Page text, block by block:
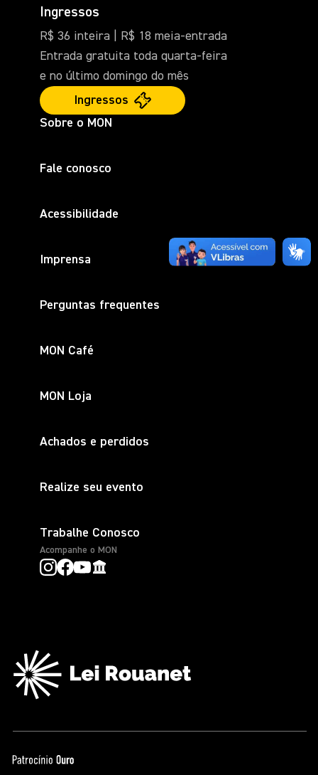
Ingressos
R$ 36 inteira | R$ 18 meia-entrada
Entrada gratuita toda quarta-feira
e no último domingo do mês
Ingressos
Sobre o MON
Fale conosco
Acessibilidade
Imprensa
Perguntas frequentes
MON Café
MON Loja
Achados e perdidos
Realize seu evento
Trabalhe Conosco
Acompanhe o MON